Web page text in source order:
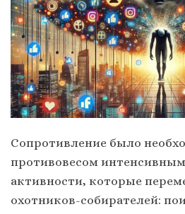
Сопротивление было
противовесом
активности, которые
охотников-собирателей: